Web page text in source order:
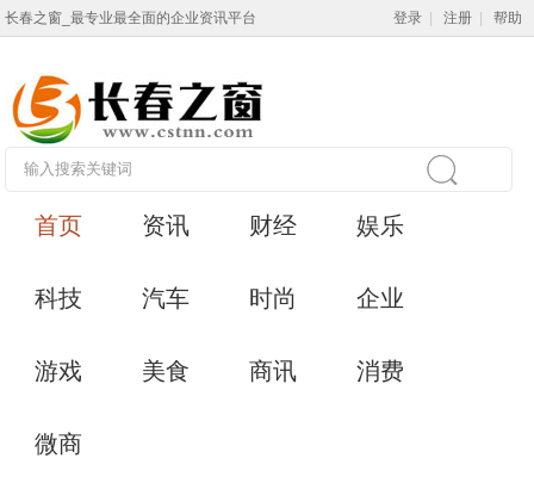
长春之窗_最专业最全面的企业资讯平台 登录 注册 帮助
首页 资讯 财经 娱乐
科技 汽车 时尚 企业
游戏 美食 商讯 消费
微商